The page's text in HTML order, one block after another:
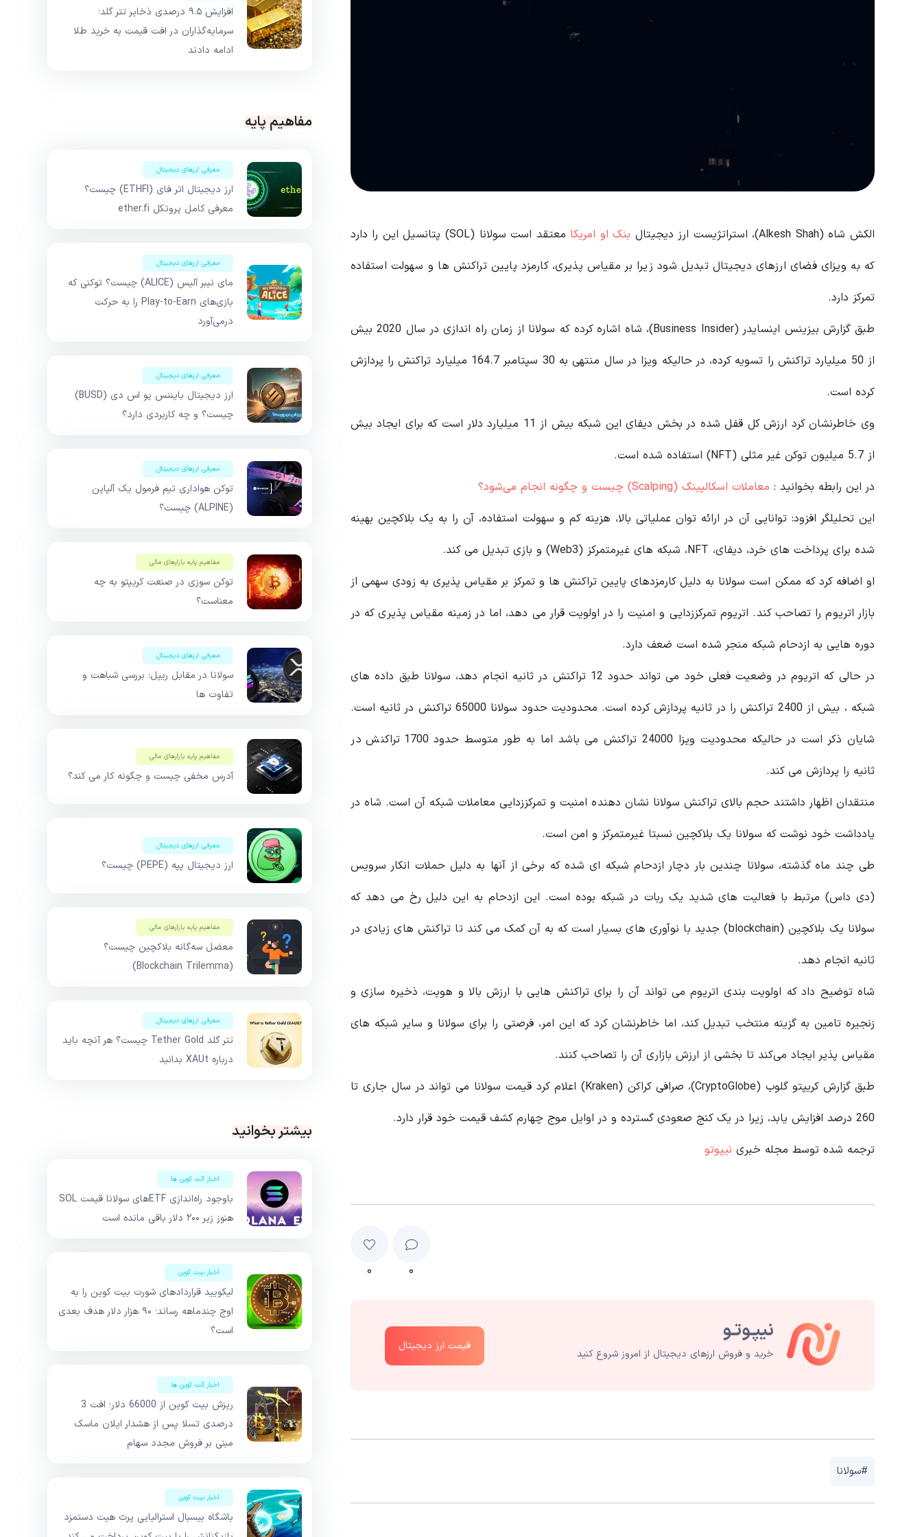
الکش شاه (Alkesh Shah)، استراتژیست ارز دیجیتال بنک او امریکا
معتقد است سولانا (SOL) پتانسیل این را دارد
که به ویزای فضای ارزهای دیجیتال تبدیل شود زیرا بر مقیاس‌ پذیری، کارمزد پایین تراکنش‌ ها و سهولت استفاده
تمرکز دارد.
طبق گزارش بیزینس اینسایدر (Business Insider)، شاه اشاره کرده که سولانا از زمان راه اندازی در سال 2020 بیش
از 50 میلیارد تراکنش را تسویه کرده، در حالیکه ویزا در سال منتهی به 30 سپتامبر 164.7 میلیارد تراکنش را پردازش
کرده است.
وی خاطرنشان کرد ارزش کل قفل شده در بخش دیفای این شبکه بیش از 11 میلیارد دلار است که برای ایجاد بیش
از 5.7 میلیون توکن غیر مثلی (NFT) استفاده شده است.
در این رابطه بخوانید‌ : معاملات اسکالپینگ (Scalping) چیست و چگونه انجام می‌شود؟
این تحلیلگر افزود: توانایی آن در ارائه توان عملیاتی بالا، هزینه کم و سهولت استفاده، آن را به یک بلاکچین بهینه
شده برای پرداخت‌ های خرد، دیفای، NFT، شبکه‌ های غیرمتمرکز (Web3) و بازی تبدیل می‌ کند.
او اضافه کرد که ممکن است سولانا به دلیل کارمزدهای پایین تراکنش‌ ها و تمرکز بر مقیاس‌ پذیری به زودی سهمی از
بازار اتریوم را تصاحب کند. اتریوم تمرکززدایی و امنیت را در اولویت قرار می‌ دهد، اما در زمینه مقیاس‌ پذیری که در
دوره‌ هایی به ازدحام شبکه منجر شده است ضعف دارد.
در حالی که اتریوم در وضعیت فعلی خود می تواند حدود 12 تراکنش در ثانیه انجام دهد، سولانا طبق داده های
شبکه ، بیش از 2400 تراکنش را در ثانیه پردازش کرده است. محدودیت حدود سولانا 65000 تراکنش در ثانیه است.
شایان ذکر است در حالیکه محدودیت ویزا 24000 تراکنش می باشد اما به طور متوسط ​​حدود 1700 تراکنش در
ثانیه را پردازش می کند.
منتقدان اظهار داشتند حجم بالای تراکنش سولانا نشان دهنده امنیت و تمرکززدایی معاملات شبکه آن است. شاه در
یادداشت خود نوشت که سولانا یک بلاکچین نسبتا غیرمتمرکز و امن است.
طی چند ماه گذشته، سولانا چندین بار دچار ازدحام‌ شبکه‌ ای شده که برخی از آنها به دلیل حملات انکار سرویس
(دی داس) مرتبط با فعالیت‌ های شدید یک ربات در شبکه بوده است. این ازدحام به این دلیل رخ می دهد که
سولانا یک بلاکچین (blockchain) جدید با نوآوری های بسیار است که به آن کمک می کند تا تراکنش های زیادی در
ثانیه انجام دهد.
شاه توضیح داد که اولویت‌ بندی اتریوم می‌ تواند آن را برای تراکنش‌ هایی با ارزش بالا و هویت، ذخیره‌ سازی و
زنجیره تامین به گزینه منتخب تبدیل کند، اما خاطرنشان کرد که این امر، فرصتی را برای سولانا و سایر شبکه‌ های
مقیاس‌ پذیر ایجاد می‌کند تا بخشی از ارزش بازاری آن را تصاحب کنند.
طبق گزارش کریپتو گلوب (CryptoGlobe)، صرافی کراکن (Kraken) اعلام کرد قیمت سولانا می‌ تواند در سال جاری تا
260 درصد افزایش یابد، زیرا در یک کنج صعودی گسترده و در اوایل موج چهارم کشف قیمت خود قرار دارد.
ترجمه شده توسط مجله خبری نیپوتو
۰ ۰
خرید و فروش ارزهای دیجیتال از امروز شروع کنید
قیمت ارز دیجیتال
#سولانا
افزایش ۹.۵ درصدی ذخایر تتر گلد؛
سرمایه‌گذاران در افت قیمت به خرید طلا
ادامه دادند
مفاهیم پایه
معرفی ارزهای دیجیتال
ارز دیجیتال اتر فای (ETHFI) چیست؟
معرفی کامل پروتکل ether.fi
معرفی ارزهای دیجیتال
مای نیبر آلیس (ALICE) چیست؟ توکنی که
بازی‌های Play-to-Earn را به حرکت
درمی‌آورد
معرفی ارزهای دیجیتال
ارز دیجیتال بایننس یو اس دی (BUSD)
چیست؟ و چه کاربردی دارد؟
معرفی ارزهای دیجیتال
توکن هواداری تیم فرمول یک آلپاین
(ALPINE) چیست؟
مفاهیم پایه بازار‌های مالی
توکن سوزی در صنعت کریپتو به چه
معناست؟
معرفی ارزهای دیجیتال
سولانا در مقابل ریپل: بررسی شباهت و
تفاوت ها
مفاهیم پایه بازار‌های مالی
آدرس مخفی چیست و چگونه کار می کند؟
معرفی ارزهای دیجیتال
ارز دیجیتال پپه (PEPE) چیست؟
مفاهیم پایه بازار‌های مالی
معضل سه‌گانه بلاکچین چیست؟
(Blockchain Trilemma)
معرفی ارزهای دیجیتال
تتر گلد Tether Gold چیست؟ هر آنچه باید
درباره XAUt بدانید
بیشتر بخوانید
اخبار آلت کوین ها
باوجود راه‌اندازی ETFهای سولانا قیمت SOL
هنوز زیر ۲۰۰ دلار باقی مانده است
اخبار بیت کوین
لیکویید قرارداد‌های شورت‌ بیت کوین را به
اوج چندماهه رساند؛ ۹۰ هزار دلار هدف بعدی
است؟
اخبار آلت کوین ها
ریزش بیت کوین از 66000 دلار؛ افت 3
درصدی تسلا پس از هشدار ایلان ماسک
مبنی بر فروش مجدد سهام
اخبار بیت کوین
باشگاه بیسبال استرالیایی پرث هیت دستمزد